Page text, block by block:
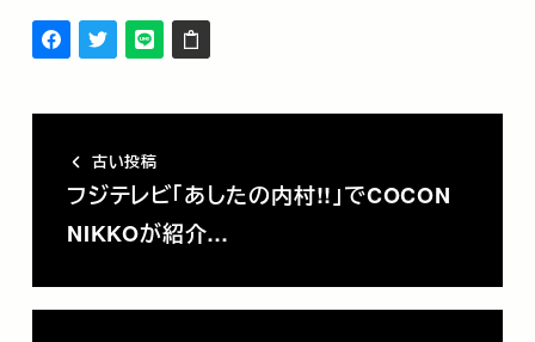
古い投稿
フジテレビ「あしたの内村!!」でCOCON
NIKKOが紹介…